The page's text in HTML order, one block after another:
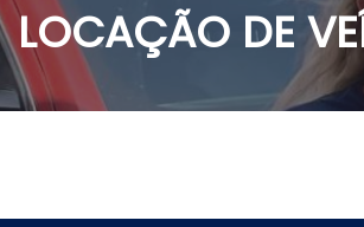
LOCAÇÃO DE